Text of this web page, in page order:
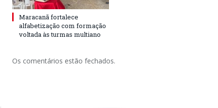
Maracanã fortalece
alfabetização com formação
voltada às turmas multiano
Os comentários estão fechados.